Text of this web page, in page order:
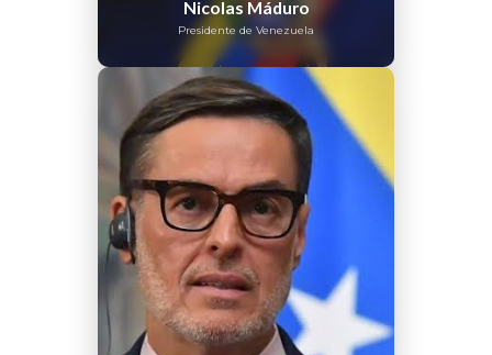
Nicolas Máduro
Presidente de Venezuela